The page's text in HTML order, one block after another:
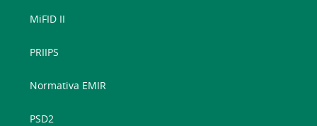
MiFID II
PRIIPS
Normativa EMIR
PSD2